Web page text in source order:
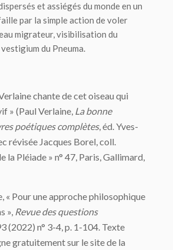
et assiégés du monde en un
par la simple action de voler
migrateur, visibilisation du
vestigium du Pneuma.
chante de cet oiseau qui
» (Paul Verlaine, La bonne
poétiques complètes, éd. Yves-
révisée Jacques Borel, coll.
la Pléiade » n° 47, Paris, Gallimard,
« Pour une approche philosophique
», Revue des questions
(2022) n° 3-4, p. 1-104. Texte
gratuitement sur le site de la